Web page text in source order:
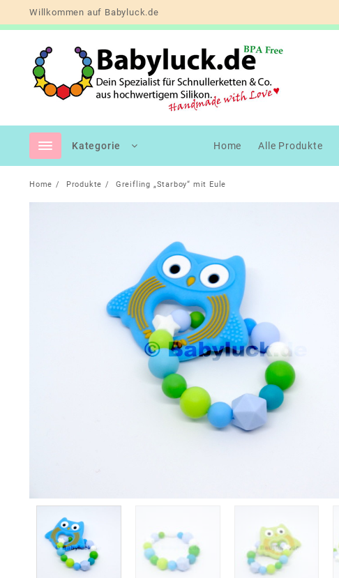
Willkommen auf Babyluck.de
Kategorie Home Alle Produkte
Home Produkte Greifling „Starboy“ mit Eule